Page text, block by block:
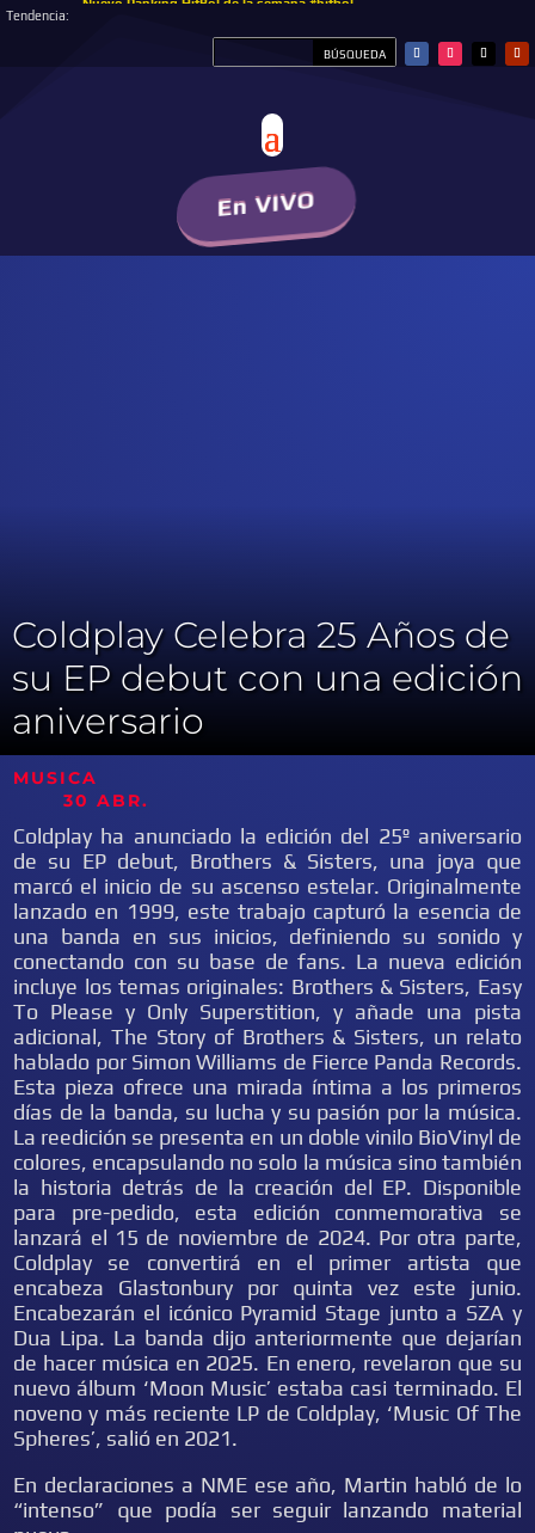
Tendencia:
Nuevo Ranking HitBol de la semana #hitbol
En VIVO
Coldplay Celebra 25 Años de
su EP debut con una edición
aniversario
MUSICA
30 ABR.
Coldplay ha anunciado la edición del 25º aniversario
de su EP debut, Brothers & Sisters, una joya que
marcó el inicio de su ascenso estelar. Originalmente
lanzado en 1999, este trabajo capturó la esencia de
una banda en sus inicios, definiendo su sonido y
conectando con su base de fans. La nueva edición
incluye los temas originales: Brothers & Sisters, Easy
To Please y Only Superstition, y añade una pista
adicional, The Story of Brothers & Sisters, un relato
hablado por Simon Williams de Fierce Panda Records.
Esta pieza ofrece una mirada íntima a los primeros
días de la banda, su lucha y su pasión por la música.
La reedición se presenta en un doble vinilo BioVinyl de
colores, encapsulando no solo la música sino también
la historia detrás de la creación del EP. Disponible
para pre-pedido, esta edición conmemorativa se
lanzará el 15 de noviembre de 2024. Por otra parte,
Coldplay se convertirá en el primer artista que
encabeza Glastonbury por quinta vez este junio.
Encabezarán el icónico Pyramid Stage junto a SZA y
Dua Lipa. La banda dijo anteriormente que dejarían
de hacer música en 2025. En enero, revelaron que su
nuevo álbum ‘Moon Music’ estaba casi terminado. El
noveno y más reciente LP de Coldplay, ‘Music Of The
Spheres’, salió en 2021.
En declaraciones a NME ese año, Martin habló de lo
“intenso” que podía ser seguir lanzando material